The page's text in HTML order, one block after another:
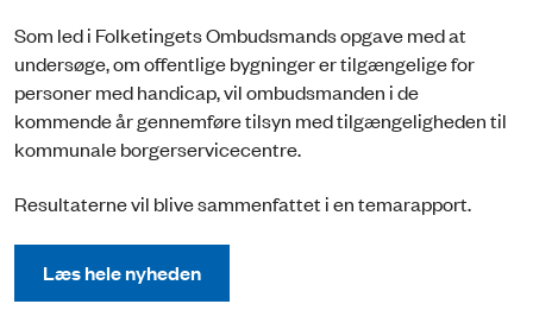
Som led i Folketingets Ombudsmands opgave med at
undersøge, om offentlige bygninger er tilgængelige for
personer med handicap, vil ombudsmanden i de
kommende år gennemføre tilsyn med tilgængeligheden til
kommunale borgerservicecentre.
Resultaterne vil blive sammenfattet i en temarapport.
Læs hele nyheden